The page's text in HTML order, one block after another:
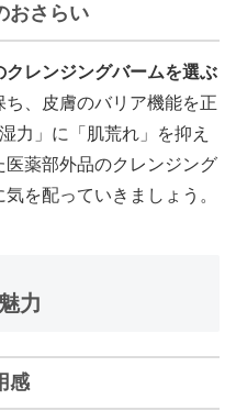
おさらい
クレンジングバームを選ぶ
、皮膚のバリア機能を正
力」に「肌荒れ」を抑え
薬部外品のクレンジング
を配っていきましょう。
力
感